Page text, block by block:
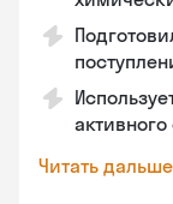
Читать дальше